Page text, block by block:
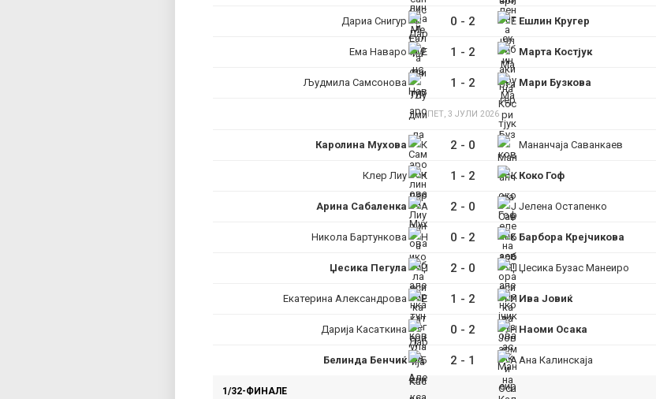
Дариа Снигур 0 - 2 Ешлин Кругер
Ема Наваро 1 - 2 Марта Костјук
Људмила Самсонова 1 - 2 Мари Бузкова
ПЕТ, 3 ЈУЛИ 2026
Каролина Мухова 2 - 0 Мананчаја Саванкаев
Клер Лиу 1 - 2 Коко Гоф
Арина Сабаленка 2 - 0 Јелена Остапенко
Никола Бартункова 0 - 2 Барбора Крејчикова
Џесика Пегула 2 - 0 Џесика Бузас Манеиро
Екатерина Александрова 1 - 2 Ива Јовиќ
Дарија Касаткина 0 - 2 Наоми Осака
Белинда Бенчиќ 2 - 1 Ана Калинскаја
1/32-ФИНАЛЕ